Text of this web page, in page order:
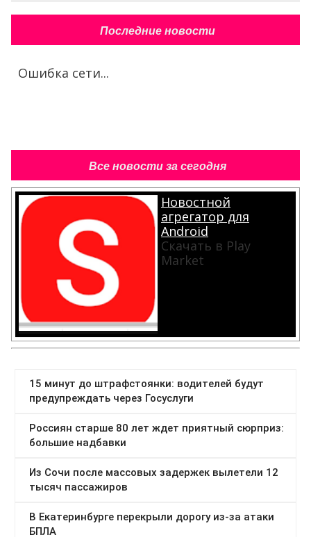
Последние новости
Ошибка сети...
Все новости за сегодня
Новостной
агрегатор для
Android
Скачать в Play
Market